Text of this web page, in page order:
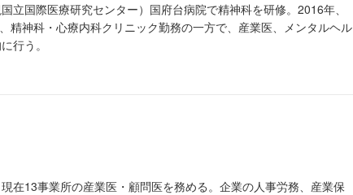
立国際医療研究センター）国府台病院で精神科を研修。2016年、
精神科・心療内科クリニック勤務の一方で、産業医、メンタルヘル
行う。
在13事業所の産業医・顧問医を務める。企業の人事労務、産業保